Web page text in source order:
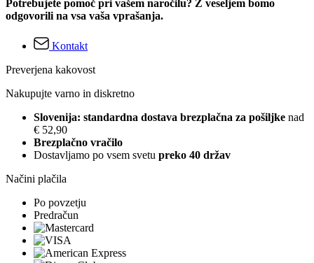
Potrebujete pomoč pri vašem naročilu? Z veseljem bomo
odgovorili na vsa vaša vprašanja.
Kontakt
Preverjena kakovost
Nakupujte varno in diskretno
Slovenija: standardna dostava brezplačna za pošiljke nad
€ 52,90
Brezplačno vračilo
Dostavljamo po vsem svetu preko 40 držav
Načini plačila
Po povzetju
Predračun